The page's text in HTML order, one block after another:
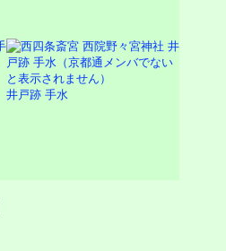
井戸跡 手水